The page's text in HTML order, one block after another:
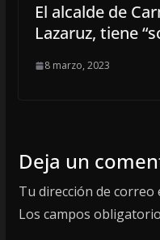
El alcalde de
Lazaruz, tiene
8 marzo, 2023
Deja un
Tu dirección de correo
Los campos